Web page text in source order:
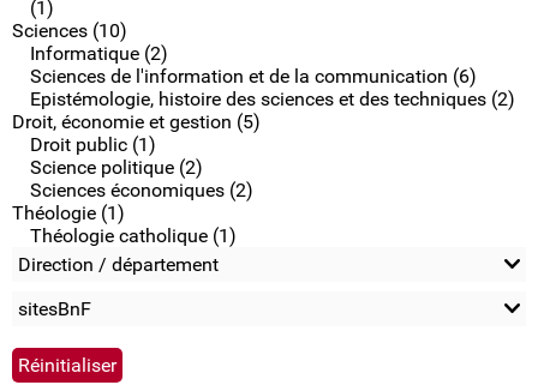
(1)
Sciences (10)
Informatique (2)
Sciences de l'information et de la communication (6)
Epistémologie, histoire des sciences et des techniques (2)
Droit, économie et gestion (5)
Droit public (1)
Science politique (2)
Sciences économiques (2)
Théologie (1)
Théologie catholique (1)
Direction / département
sitesBnF